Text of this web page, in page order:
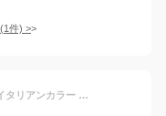
(1件) >
ビズポロ ニット | ワイシャツ メンズ イタリアンカラー シャツ 高級 おしゃれ ドレスシャツ ビジネス ボタンダウンシャツ 長袖 ポロシャツ カッターシャツ ビジネスシャツ トールサイズ Yシャツ 青 オフィス ポケットなし 自転車